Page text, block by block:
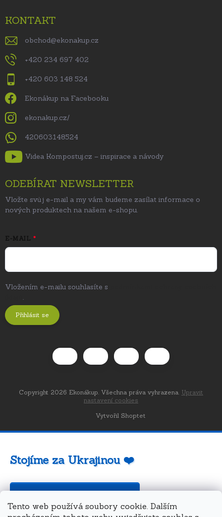
Tento web používá soubory cookie. Dalším
KONTAKT
obchod@ekonakup.cz
+420 234 697 402
+420 603 148 524
Ekonákup na Facebooku
ekonakup.cz/
420603148524
Videa Kompostuj.cz – inspirace a návody
ODEBÍRAT NEWSLETTER
Vložte svůj e-mail a my vám budeme zasílat informace o
nových produktech na našem e-shopu.
E-MAIL
Vložením e-mailu souhlasíte s
.
Přihlásit se
Vytvořil Shoptet
Copyright 2026 Ekonákup. Všechna práva vyhrazena. Upravit
nastavení cookies
Stojíme za Ukrajinou ❤️